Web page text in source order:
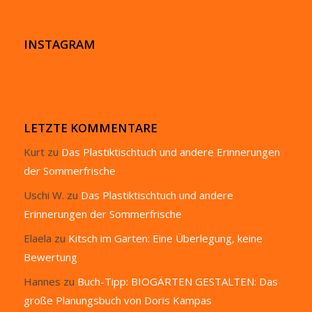
INSTAGRAM
LETZTE KOMMENTARE
Kurtzu Das Plastiktischtuch und andere Erinnerungen
der Sommerfrische
Uschi W. zu Das Plastiktischtuch und andere
Erinnerungen der Sommerfrische
Elaela zu Kitsch im Garten: Eine Überlegung, keine
Bewertung
Hannes zu Buch-Tipp: BIOGÄRTEN GESTALTEN: Das
große Planungsbuch von Doris Kampas